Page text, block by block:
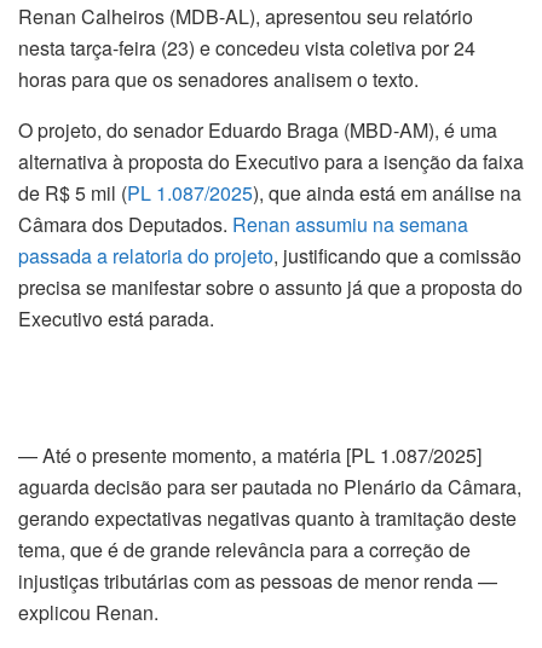
Renan Calheiros (MDB-AL), apresentou seu relatório
nesta tarça-feira (23) e concedeu vista coletiva por 24
horas para que os senadores analisem o texto.
O projeto, do senador Eduardo Braga (MBD-AM), é uma
alternativa à proposta do Executivo para a isenção da faixa
de R$ 5 mil (PL 1.087/2025), que ainda está em análise na
Câmara dos Deputados. Renan assumiu na semana
passada a relatoria do projeto, justificando que a comissão
precisa se manifestar sobre o assunto já que a proposta do
Executivo está parada.
— Até o presente momento, a matéria [PL 1.087/2025]
aguarda decisão para ser pautada no Plenário da Câmara,
gerando expectativas negativas quanto à tramitação deste
tema, que é de grande relevância para a correção de
injustiças tributárias com as pessoas de menor renda —
explicou Renan.